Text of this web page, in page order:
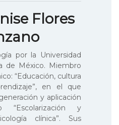
Flores
por la Universidad
de México. Miembro
“Educación, cultura
en el que
y aplicación
“Escolarización y
clínica”. Sus